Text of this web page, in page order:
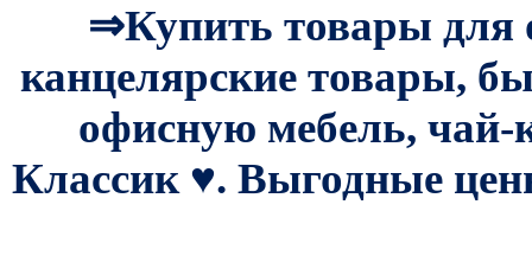
⇒Купить товары для
канцелярские товары,
офисную мебель, чай-
Классик ♥. Выгодные